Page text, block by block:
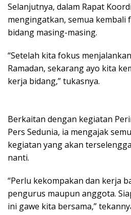
Selanjutnya, dalam Rapat
mengingatkan, semua kembali
bidang masing-masing.
“Setelah kita fokus
Ramadan, sekarang ayo kita
kerja bidang,” tukasnya.
Berkaitan dengan kegiatan
Pers Sedunia, ia mengajak
kegiatan yang akan
nanti.
“Perlu kekompakan dan kerja
pengurus maupun anggota.
ini gawe kita bersama,”